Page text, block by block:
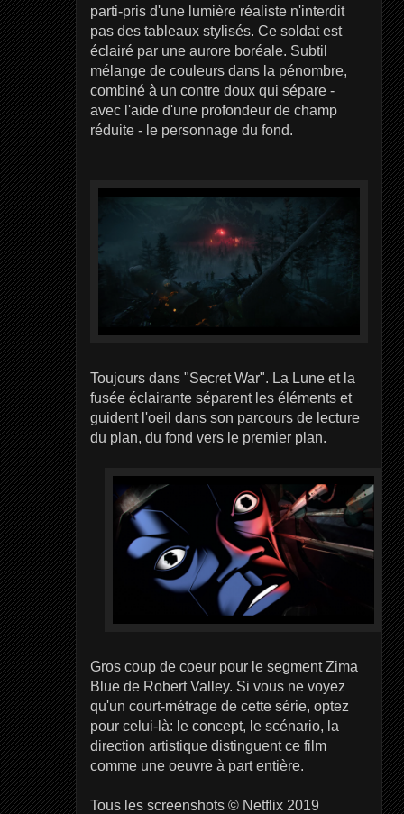
parti-pris d'une lumière réaliste n'interdit
pas des tableaux stylisés. Ce soldat est
éclairé par une aurore boréale. Subtil
mélange de couleurs dans la pénombre,
combiné à un contre doux qui sépare -
avec l'aide d'une profondeur de champ
réduite - le personnage du fond.
Toujours dans "Secret War". La Lune et la
fusée éclairante séparent les éléments et
guident l'oeil dans son parcours de lecture
du plan, du fond vers le premier plan.
Gros coup de coeur pour le segment Zima
Blue de Robert Valley. Si vous ne voyez
qu'un court-métrage de cette série, optez
pour celui-là: le concept, le scénario, la
direction artistique distinguent ce film
comme une oeuvre à part entière.
Tous les screenshots © Netflix 2019